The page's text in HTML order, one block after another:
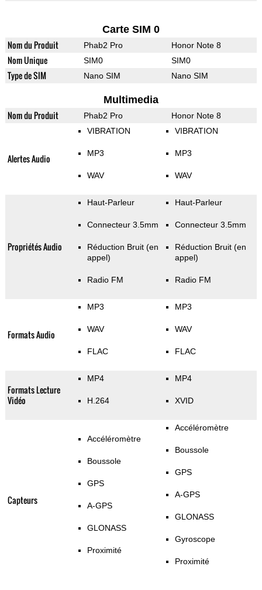
Carte SIM 0
Nom du Produit Phab2 Pro Honor Note 8
Nom Unique SIM0 SIM0
Type de SIM Nano SIM Nano SIM
Multimedia
Nom du Produit Phab2 Pro Honor Note 8
Alertes Audio
VIBRATION
MP3
WAV
VIBRATION
MP3
WAV
Propriétés Audio
Haut-Parleur
Connecteur 3.5mm
Réduction Bruit (en
appel)
Radio FM
Haut-Parleur
Connecteur 3.5mm
Réduction Bruit (en
appel)
Radio FM
Formats Audio
MP3
WAV
FLAC
MP3
WAV
FLAC
Formats Lecture
Vidéo
MP4
H.264
MP4
XVID
Capteurs
Accéléromètre
Boussole
GPS
A-GPS
GLONASS
Proximité
Accéléromètre
Boussole
GPS
A-GPS
GLONASS
Gyroscope
Proximité